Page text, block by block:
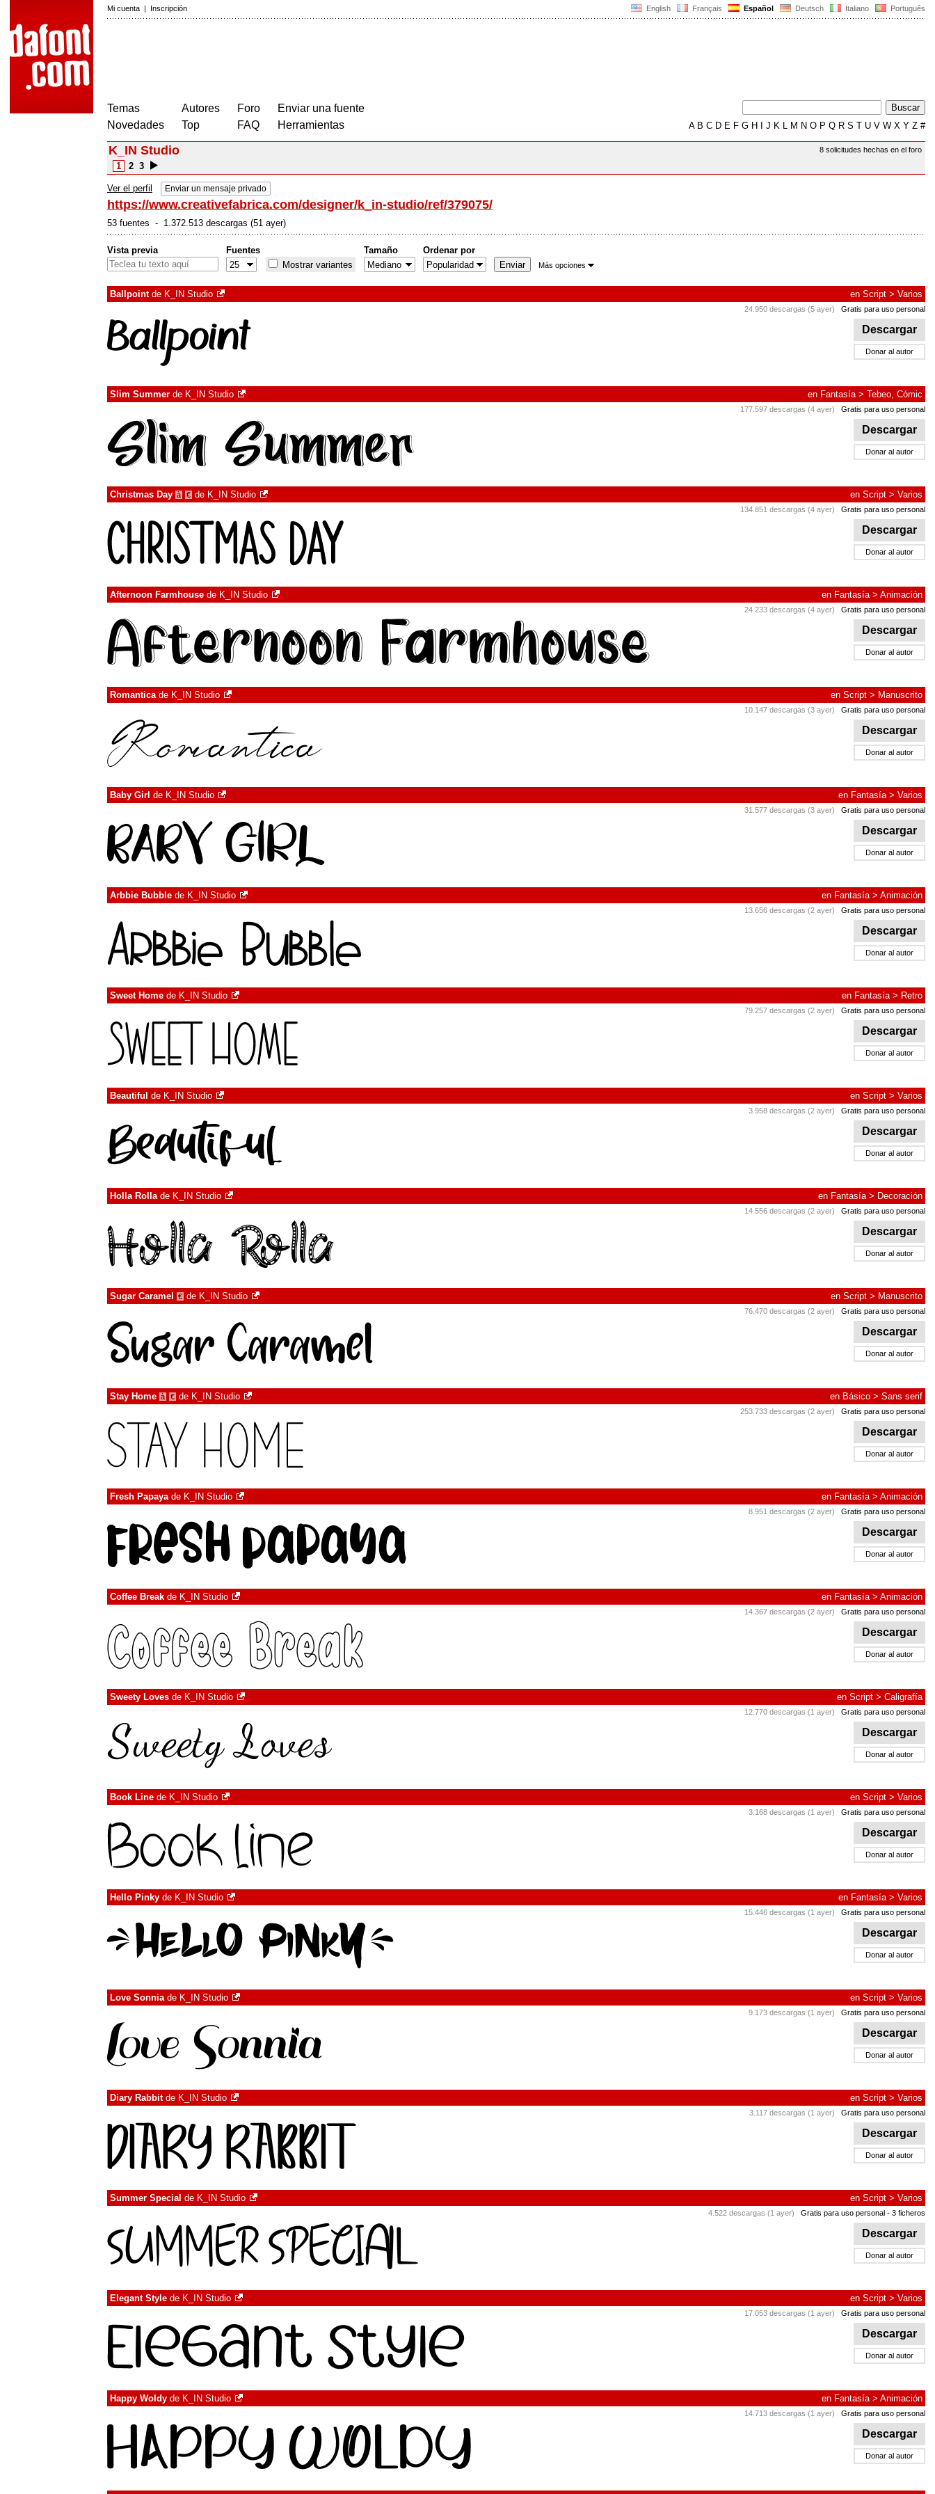
English Français Español Deutsch Italiano Português
Mi cuenta | Inscripción
Temas
Novedades
Autores
Top
Foro
FAQ
Enviar una fuente
Herramientas
AB C D E F G H J K L M N O P Q R S T U V W X Y Z #
8 solicitudes hechas en el foro
K_IN Studio
1 2 3
Ver el perfil Enviar un mensaje privado
https://www.creativefabrica.com/designer/k_in-studio/ref/379075/
53 fuentes - 1.372.513 descargas (51 ayer)
Vista previa
Fuentes
Mostrar variantes
Tamaño Ordenar por
Más opciones
Ballpointde K_IN Studio en Script > Varios
24.950 descargas (5 ayer) Gratis para uso personal
Descargar
Donar al autor
Slim Summer de K_IN Studio en Fantasía> Tebeo, Cómic
177.597 descargas (4 ayer) Gratis para uso personal
Descargar
Donar al autor
Christmas Day à € de K_IN Studio en Script > Varios
134.851 descargas (4 ayer) Gratis para uso personal
Descargar
Donar al autor
Afternoon Farmhouse de K_IN Studio en Fantasía> Animación
24.233 descargas (4 ayer) Gratis para uso personal
Descargar
Donar al autor
Romanticade K_IN Studio en Script > Manuscrito
10.147 descargas (3 ayer) Gratis para uso personal
Descargar
Donar al autor
Baby Girl de K_IN Studio en Fantasía> Varios
31.577 descargas (3 ayer) Gratis para uso personal
Descargar
Donar al autor
Arbbie Bubble de K_IN Studio en Fantasía> Animación
13.656 descargas (2 ayer) Gratis para uso personal
Descargar
Donar al autor
Sweet Home de K_IN Studio en Fantasía> Retro
79.257 descargas (2 ayer) Gratis para uso personal
Descargar
Donar al autor
Beautiful de K_IN Studio en Script > Varios
3.958 descargas (2 ayer) Gratis para uso personal
Descargar
Donar al autor
Holla Rollade K_IN Studio en Fantasía> Decoración
14.556 descargas (2 ayer) Gratis para uso personal
Descargar
Donar al autor
Sugar Caramel € de K_IN Studio en Script > Manuscrito
76.470 descargas (2 ayer) Gratis para uso personal
Descargar
Donar al autor
Stay Home à € de K_IN Studio en Básico > Sans serif
253.733 descargas (2 ayer) Gratis para uso personal
Descargar
Donar al autor
Fresh Papayade K_IN Studio en Fantasía> Animación
8.951 descargas (2 ayer) Gratis para uso personal
Descargar
Donar al autor
Coffee Break de K_IN Studio en Fantasía> Animación
14.367 descargas (2 ayer) Gratis para uso personal
Descargar
Donar al autor
Sweety Loves de K_IN Studio en Script > Caligrafía
12.770 descargas (1 ayer) Gratis para uso personal
Descargar
Donar al autor
Book Line de K_IN Studio en Script > Varios
3.168 descargas (1 ayer) Gratis para uso personal
Descargar
Donar al autor
Hello Pinky de K_IN Studio en Fantasía> Varios
15.446 descargas (1 ayer) Gratis para uso personal
Descargar
Donar al autor
Love Sonniade K_IN Studio en Script > Varios
9.173 descargas (1 ayer) Gratis para uso personal
Descargar
Donar al autor
Diary Rabbitde K_IN Studio en Script > Varios
3.117 descargas (1 ayer) Gratis para uso personal
Descargar
Donar al autor
Summer Special de K_IN Studio en Script > Varios
4.522 descargas (1 ayer) Gratis para uso personal - 3 ficheros
Descargar
Donar al autor
Elegant Style de K_IN Studio en Script > Varios
17.053 descargas (1 ayer) Gratis para uso personal
Descargar
Donar al autor
Happy Woldy de K_IN Studio en Fantasía> Animación
14.713 descargas (1 ayer) Gratis para uso personal
Descargar
Donar al autor